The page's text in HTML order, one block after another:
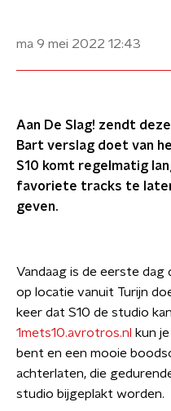
ma 9 mei 2022 12:43
Aan De Slag! zendt
Bart verslag doet van
S10 komt regelmatig
favoriete tracks te
geven.
Vandaag is de eerste
op locatie vanuit Turijn
keer dat S10 de studio
1mets10.avrotros.nl
kun
bent en een mooie
achterlaten, die
studio bijgeplakt worden.